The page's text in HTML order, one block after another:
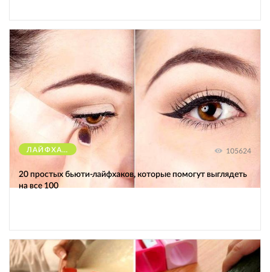
ЛАЙФХАКИ 105624
20 простых бьюти-лайфхаков, которые помогут выглядеть
на все 100